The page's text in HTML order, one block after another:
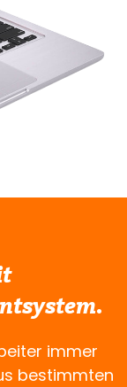
immer
bestimmten